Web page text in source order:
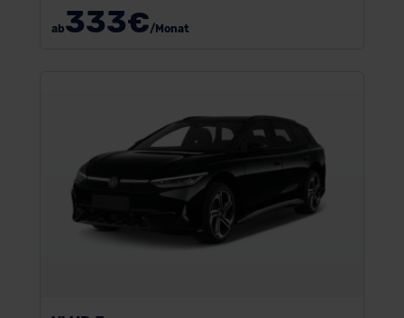
ab333€/Monat